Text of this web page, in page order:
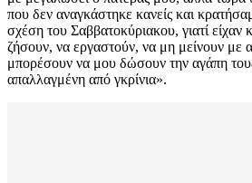
που δεν αναγκάστηκε κανείς και
σχέση του Σαββατοκύριακου, γιατί είχαν
ζήσουν, να εργαστούν, να μη μείνουν με
μπορέσουν να μου δώσουν την αγάπη
απαλλαγμένη από γκρίνια».